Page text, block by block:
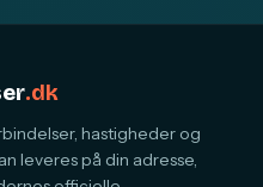
.dk
hastigheder og
leveres på din adresse,